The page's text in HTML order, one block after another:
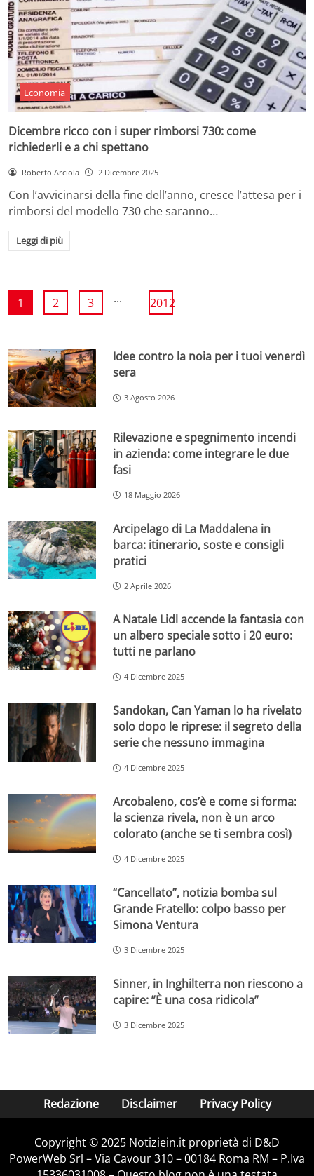
Economia
Dicembre ricco con i super rimborsi 730: come
richiederli e a chi spettano
Roberto Arciola 2 Dicembre 2025
Con l’avvicinarsi della fine dell’anno, cresce l’attesa per i
rimborsi del modello 730 che saranno…
Leggi di più
1 2 3 ... 2012
Idee contro la noia per i tuoi venerdì
sera
3 Agosto 2026
Rilevazione e spegnimento incendi
in azienda: come integrare le due
fasi
18 Maggio 2026
Arcipelago di La Maddalena in
barca: itinerario, soste e consigli
pratici
2 Aprile 2026
A Natale Lidl accende la fantasia con
un albero speciale sotto i 20 euro:
tutti ne parlano
4 Dicembre 2025
Sandokan, Can Yaman lo ha rivelato
solo dopo le riprese: il segreto della
serie che nessuno immagina
4 Dicembre 2025
Arcobaleno, cos’è e come si forma:
la scienza rivela, non è un arco
colorato (anche se ti sembra così)
4 Dicembre 2025
“Cancellato”, notizia bomba sul
Grande Fratello: colpo basso per
Simona Ventura
3 Dicembre 2025
Sinner, in Inghilterra non riescono a
capire: ”È una cosa ridicola”
3 Dicembre 2025
Redazione Disclaimer Privacy Policy
Copyright © 2025 Notiziein.it proprietà di D&D
PowerWeb Srl – Via Cavour 310 – 00184 Roma RM – P.Iva